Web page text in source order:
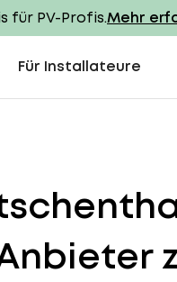
für PV-Profis.Mehr
Für Installateure